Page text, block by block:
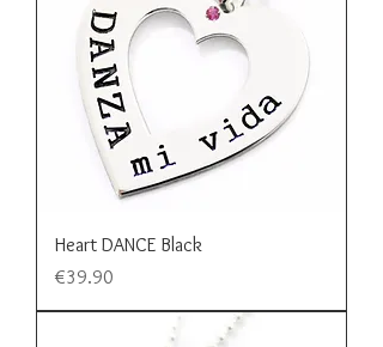
Heart DANCE Black
Price
€39.90